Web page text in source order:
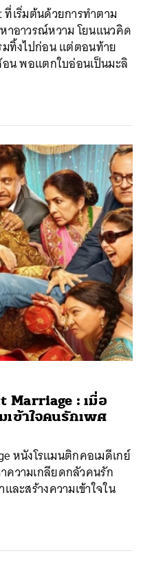
เริ่มต้นด้วยการทำตาม
าอาวรณ์หวาม โยนแนวคิด
มทิ้งไปก่อน แต่ตอนท้าย
น พอแตกใบอ่อนเป็นมะลิ
Marriage : เมื่อ
เข้าใจคนรักเพศ
หนังโรแมนติกคอเมดีเกย์
วามเกลียดกลัวคนรัก
ละสร้างความเข้าใจใน